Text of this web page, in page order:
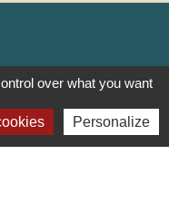
over what you want
Personalize